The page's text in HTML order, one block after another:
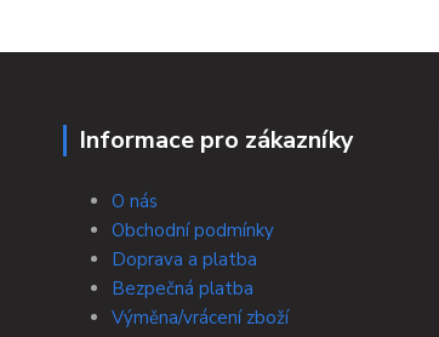
Informace pro zákazníky
O nás
Obchodní podmínky
Doprava a platba
Bezpečná platba
Výměna/vrácení zboží